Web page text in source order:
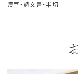
漢字・詩文書・半切